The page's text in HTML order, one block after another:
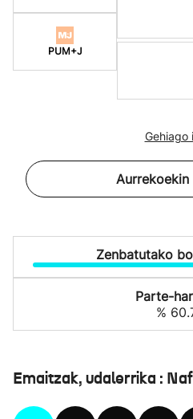
PUM+J
Gehiago
Zenbatutako
Parte-
%
Emaitzak, udalerrika :